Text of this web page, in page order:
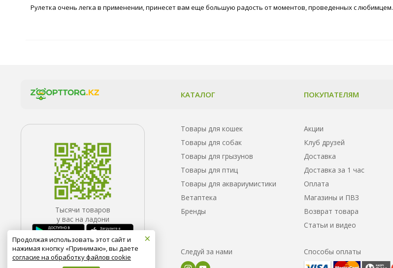
Рулетка очень легка в применении, принесет вам еще большую радость от моментов, проведенных с любимцем.
Тысячи товаров
у вас на ладони
КАТАЛОГ
Товары для кошек
Товары для собак
Товары для грызунов
Товары для птиц
Товары для аквариумистики
Ветаптека
Бренды
ПОКУПАТЕЛЯМ
Акции
Клуб друзей
Доставка
Доставка за 1 час
Оплата
Магазины и ПВЗ
Возврат товара
Статьи и видео
Следуй за нами Способы оплаты
×
Продолжая использовать этот сайт и
нажимая кнопку «Принимаю», вы даете
согласие на обработку файлов cookie